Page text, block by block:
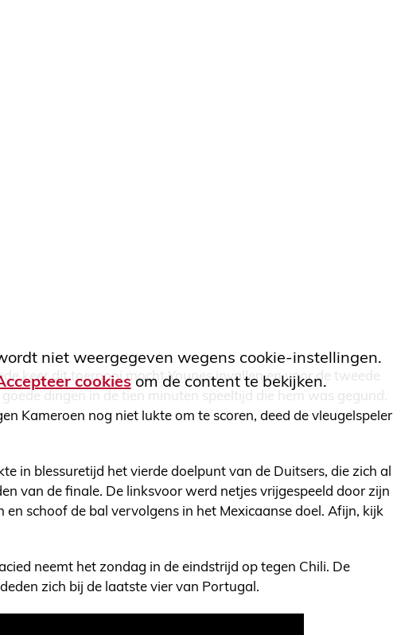
niet weergegeven wegens cookie-instellingen.
cookiesom de content te bekijken.
keer dit toernooi mocht Younes invallen en voor de tweede
goede dingen in de tien minuten speeltijd die hem was gegund.
Kameroen nog niet lukte om te scoren, deed de vleugelspeler
in blessuretijd het vierde doelpunt van de Duitsers, die zich al
van de finale. De linksvoor werd netjes vrijgespeeld door zijn
en schoof de bal vervolgens in het Mexicaanse doel. Afijn, kijk
neemt het zondag in de eindstrijd op tegen Chili. De
zich bij de laatste vier van Portugal.